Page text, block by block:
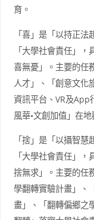
育。
「喜」是「以持正
「大學社會責任」
喜無憂」。主要的任
人才」、「創意文化
資訊平台、VR及App
風華•文創加值」在
「捨」是「以攝智
「大學社會責任」
捨無求」。主要的任
學翻轉實驗計畫」、
畫」、「翻轉偏鄉之